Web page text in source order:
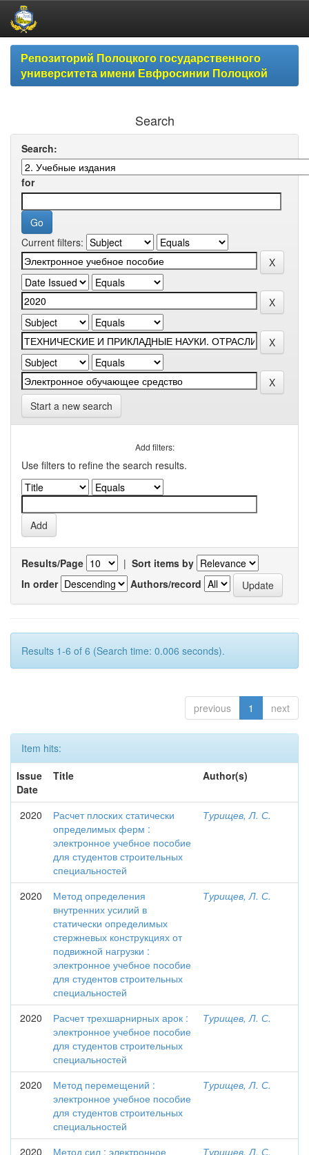
Skip
navigationРепозиторий Полоцкого государственного
университета имени Евфросинии Полоцкой
Search
Search:
for
Current filters:
Start a new search
Add filters:
Use filters to refine the search results.
Results/Page | Sort items by
In order
Authors/record
Results 1-6 of 6 (Search time: 0.006 seconds).
previous 1 next
Item hits:
Issue
Date
Title Author(s)
2020
Расчет плоских статически
определимых ферм :
электронное учебное пособие
для студентов строительных
специальностей
Турищев, Л. С.
2020
Метод определения
внутренних усилий в
статически определимых
стержневых конструкциях от
подвижной нагрузки :
электронное учебное пособие
для студентов строительных
специальностей
Турищев, Л. С.
2020
Расчет трехшарнирных арок :
электронное учебное пособие
для студентов строительных
специальностей
Турищев, Л. С.
2020
Метод перемещений :
электронное учебное пособие
для студентов строительных
специальностей
Турищев, Л. С.
2020
Метод сил : электронное
Турищев, Л. С.